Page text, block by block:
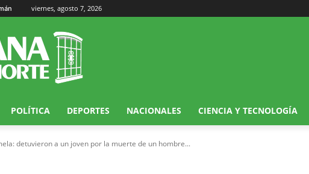
viernes, agosto 7, 2026
POLÍTICA DEPORTES NACIONALES CIENCIA Y TECNOLOGÍA
detuvieron a un joven por la muerte de un hombre...